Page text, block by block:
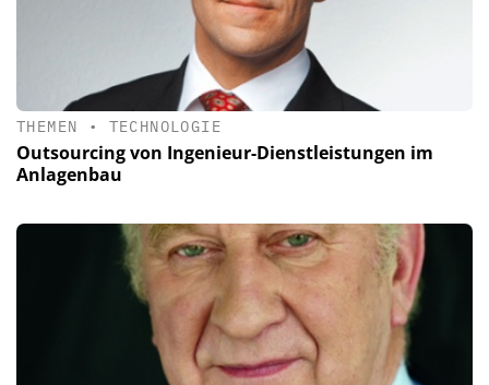
THEMEN • TECHNOLOGIE
Outsourcing von Ingenieur-­Dienstleistungen im
Anlagenbau